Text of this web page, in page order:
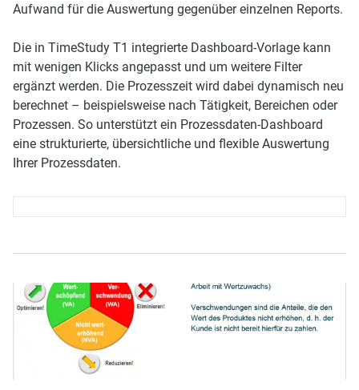
Aufwand für die Auswertung gegenüber einzelnen Reports.
Die in TimeStudy T1 integrierte Dashboard-Vorlage kann
mit wenigen Klicks angepasst und um weitere Filter
ergänzt werden. Die Prozesszeit wird dabei dynamisch neu
berechnet – beispielsweise nach Tätigkeit, Bereichen oder
Prozessen. So unterstützt ein Prozessdaten-Dashboard
eine strukturierte, übersichtliche und flexible Auswertung
Ihrer Prozessdaten.